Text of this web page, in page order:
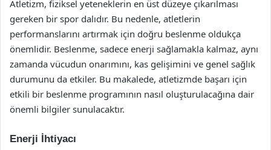
Atletizm, fiziksel yeteneklerin en üst düzeye çıkarılması
gereken bir spor dalıdır. Bu nedenle, atletlerin
performanslarını artırmak için doğru beslenme oldukça
önemlidir. Beslenme, sadece enerji sağlamakla kalmaz, aynı
zamanda vücudun onarımını, kas gelişimini ve genel sağlık
durumunu da etkiler. Bu makalede, atletizmde başarı için
etkili bir beslenme programının nasıl oluşturulacağına dair
önemli bilgiler sunulacaktır.
Enerji İhtiyacı